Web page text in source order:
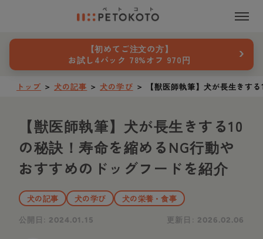
【初めてご注文の方】
お試し4パック 78%オフ 970円
›
トップ ＞ 犬の記事 ＞ 犬の学び ＞ 【獣医師執筆】犬が長生きす
【獣医師執筆】犬が長生きする10
の秘訣！寿命を縮めるNG行動や
おすすめのドッグフードを紹介
犬の記事 犬の学び
犬の栄養・食事
公開日: 2024.01.15 更新日: 2026.02.06